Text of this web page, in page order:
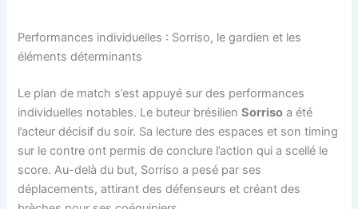
Performances individuelles : Sorriso, le gardien et les
éléments déterminants
Le plan de match s’est appuyé sur des performances
individuelles notables. Le buteur brésilienSorriso a été
l’acteur décisif du soir. Sa lecture des espaces et son timing
sur le contre ont permis de conclure l’action qui a scellé le
score. Au-delà du but, Sorriso a pesé par ses
déplacements, attirant des défenseurs et créant des